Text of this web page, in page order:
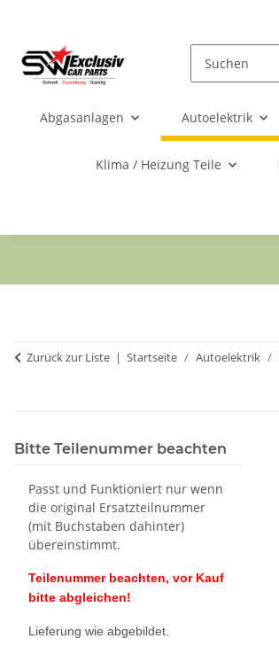
Abgasanlagen Autoelektrik
Klima / Heizung Teile
Zurück zur Liste Startseite Autoelektrik
Bitte Teilenummer beachten
Passt und Funktioniert nur wenn
die original Ersatzteilnummer
(mit Buchstaben dahinter)
übereinstimmt.
Teilenummer beachten, vor Kauf
bitte abgleichen!
Lieferung wie abgebildet.